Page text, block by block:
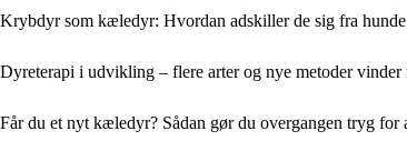
Krybdyr som kæledyr: Hvordan adskiller de sig fra hunde
Dyreterapi i udvikling – flere arter og nye metoder vinder
Får du et nyt kæledyr? Sådan gør du overgangen tryg for